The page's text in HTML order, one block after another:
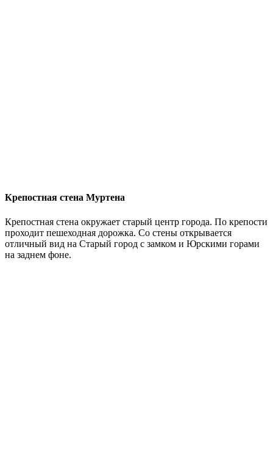
Крепостная стена Муртена
Крепостная стена окружает старый центр города. По крепости
проходит пешеходная дорожка. Со стены открывается
отличный вид на Старый город с замком и Юрскими горами
на заднем фоне.